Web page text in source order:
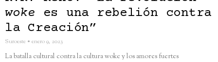
woke es una rebelión contra
la Creación”
Suroeste enero 9, 2023
La batalla cultural contra la cultura woke y los amores fuertes